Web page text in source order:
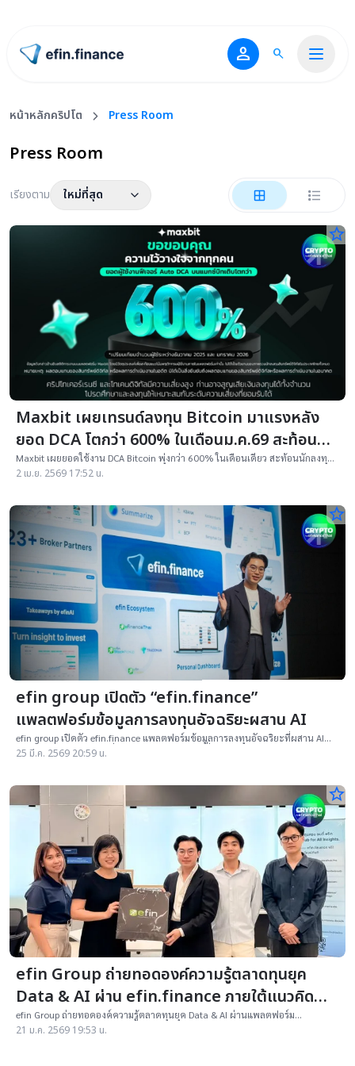
ไปหน้าแรก person search
หน้าหลักคริปโต Press Room
Press Room
เรียงตาม ใหม่ที่สุด
star_border
Maxbit เผยเทรนด์ลงทุน Bitcoin มาแรงหลัง
ยอด DCA โตกว่า 600% ในเดือนม.ค.69 สะท้อน
กระแสลงทุนยาว
Maxbit เผยยอดใช้งาน DCA Bitcoin พุ่งกว่า 600% ในเดือนเดียว สะท้อนนักลงทุน
ไทยแห่สะสม BTC และเน้นลงทุนระยะยาวท่ามกลางตลาดผันผวน
2 เม.ย. 2569 17:52 น.
star_border
efin group เปิดตัว “efin.finance”
แพลตฟอร์มข้อมูลการลงทุนอัจฉริยะผสาน AI
efin group เปิดตัว efin.finance แพลตฟอร์มข้อมูลการลงทุนอัจฉริยะที่ผสาน AI
ช่วยสรุป วิเคราะห์ และเชื่อมข้อมูลตลาดทุนไว้ในที่เดียว
25 มี.ค. 2569 20:59 น.
star_border
efin Group ถ่ายทอดองค์ความรู้ตลาดทุนยุค
Data & AI ผ่าน efin.finance ภายใต้แนวคิด
From Data to Decision
efin Group ถ่ายทอดองค์ความรู้ตลาดทุนยุค Data & AI ผ่านแพลตฟอร์ม
efin.finance ภายใต้แนวคิด From Data to Decision แก่นิสิตและคณาจารย์จุฬาฯ
21 ม.ค. 2569 19:53 น.